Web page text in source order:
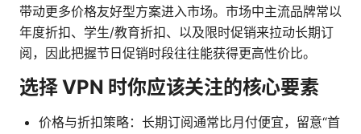
带动更多价格友好型方案进入市场。市场中主流品牌常以
年度折扣、学生/教育折扣、以及限时促销来拉动长期订
阅，因此把握节日促销时段往往能获得更高性价比。
选择 VPN 时你应该关注的核心要素
价格与折扣策略：长期订阅通常比月付便宜，留意“首